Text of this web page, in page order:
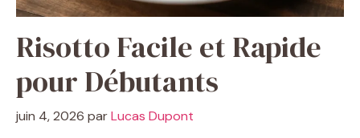
Risotto Facile et Rapide
pour Débutants
juin 4, 2026 parLucas Dupont